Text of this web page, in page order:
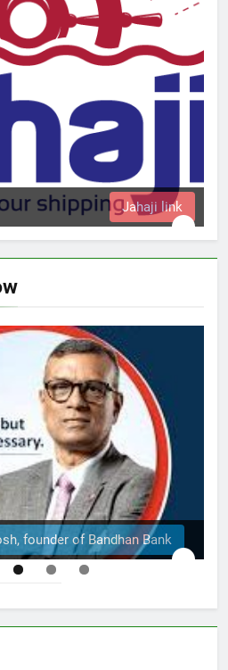
Engineers Ltd | Dhaka